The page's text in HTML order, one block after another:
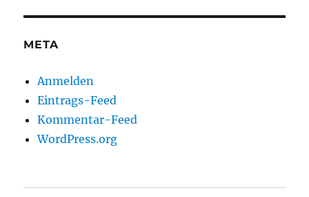
META
Anmelden
Eintrags-Feed
Kommentar-Feed
WordPress.org